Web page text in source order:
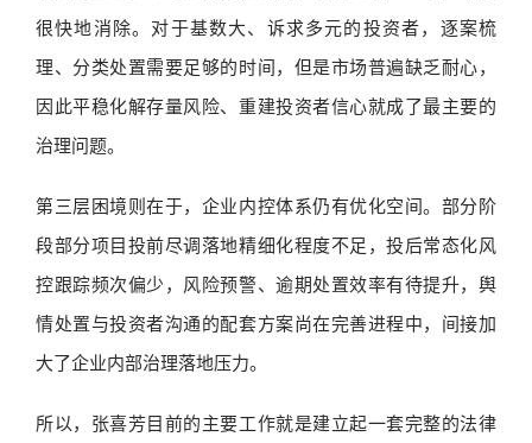
很快地消除。对于基数大、诉求多元的投资者，逐案梳
理、分类处置需要足够的时间，但是市场普遍缺乏耐心，
因此平稳化解存量风险、重建投资者信心就成了最主要的
治理问题。
第三层困境则在于，企业内控体系仍有优化空间。部分阶
段部分项目投前尽调落地精细化程度不足，投后常态化风
控跟踪频次偏少，风险预警、逾期处置效率有待提升，舆
情处置与投资者沟通的配套方案尚在完善进程中，间接加
大了企业内部治理落地压力。
所以，张喜芳目前的主要工作就是建立起一套完整的法律